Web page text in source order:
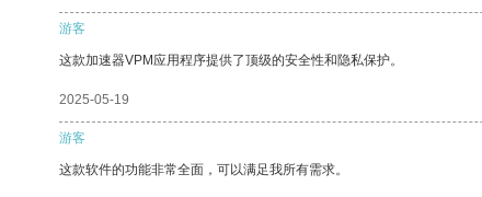
游客
这款加速器VPM应用程序提供了顶级的安全性和隐私保护。
2025-05-19
游客
这款软件的功能非常全面，可以满足我所有需求。